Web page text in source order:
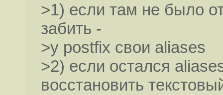
>1) если там не было
забить -
>у postfix свои aliases
>2) если остался
восстановить